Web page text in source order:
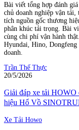
Bài viết tổng hợp đánh
chủ doanh nghiệp vận
tích nguồn gốc thương
phân khúc tải trọng. Bài
cùng chi phí vận hành
Hyundai, Hino, Dongfeng
doanh.
Trần Thế Thực
20/5/2026
Giải đáp xe tải HOWO
hiệu Hổ Vồ
Xe Tải Howo